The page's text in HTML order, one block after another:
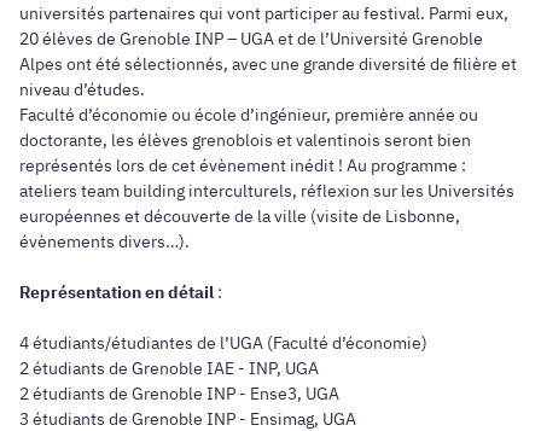
universités partenaires qui vont participer au festival. Parmi eux,
20 élèves de Grenoble INP – UGA et de l’Université Grenoble
Alpes ont été sélectionnés, avec une grande diversité de filière et
niveau d’études.
Faculté d’économie ou école d’ingénieur, première année ou
doctorante, les élèves grenoblois et valentinois seront bien
représentés lors de cet évènement inédit ! Au programme :
ateliers team building interculturels, réflexion sur les Universités
européennes et découverte de la ville (visite de Lisbonne,
évènements divers…).
Représentation en détail :
4 étudiants/étudiantes de l’UGA (Faculté d’économie)
2 étudiants de Grenoble IAE - INP, UGA
2 étudiants de Grenoble INP - Ense3, UGA
3 étudiants de Grenoble INP - Ensimag, UGA